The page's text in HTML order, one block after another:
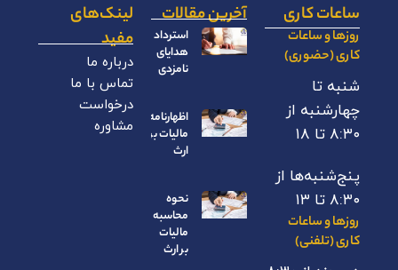
ساعات کاری
روزها و ساعات
کاری (حضوری)
شنبه تا
چهارشنبه از
۸:۳۰ تا ۱۸
پنج‌شنبه‌ها از
۸:۳۰ تا ۱۳
روزها و ساعات
کاری (تلفنی)
آخرین مقالات
استرداد
هدایای
نامزدی
اظهارنامه
مالیات بر
ارث
نحوه
محاسبه
مالیات
بر ارث
لینک‌های
مفید
درباره ما
تماس با ما
درخواست
مشاوره